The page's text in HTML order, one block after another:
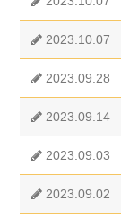
2023.10.07
2023.09.28
2023.09.14
2023.09.03
2023.09.02